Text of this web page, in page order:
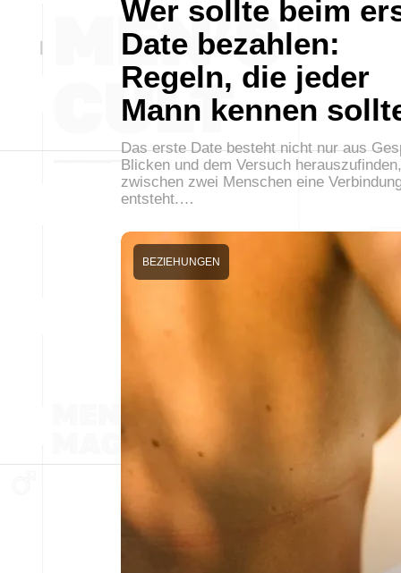
Wer sollte beim
Date bezahlen:
Regeln, die jeder
Mann kennen
Das erste Date besteht nicht nur aus
Blicken und dem Versuch
zwischen zwei Menschen eine
entsteht.…
BEZIEHUNGEN